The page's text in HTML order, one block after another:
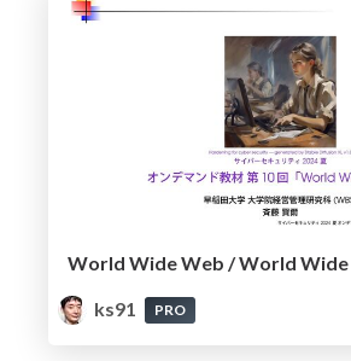
World Wide Web / World Wide
ks91
PRO